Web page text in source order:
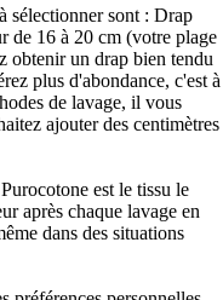
sélectionner sont : Drap
de 16 à 20 cm (votre plage
obtenir un drap bien tendu
plus d'abondance, c'est à
de lavage, il vous
ajouter des centimètres
est le tissu le
après chaque lavage en
dans des situations